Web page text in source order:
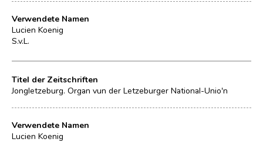
Verwendete Namen
Lucien Koenig
S.v.L.
Titel der Zeitschriften
Jongletzeburg. Organ vun der Letzeburger National-Unio'n
Verwendete Namen
Lucien Koenig